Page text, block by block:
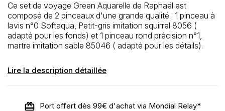
Ce set de voyage Green Aquarelle de Raphaël est
composé de 2 pinceaux d'une grande qualité : 1 pinceau à
lavis n°0 Softaqua, Petit-gris imitation squirrel 8056 (
adapté pour les fonds) et 1 pinceau rond précision n°1,
martre imitation sable 85046 ( adapté pour les détails).
Lire la description détaillée
Port offert dès 99€ d'achat via Mondial Relay*